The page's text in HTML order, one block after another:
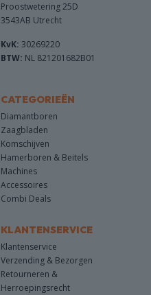
Proostwetering 25D
3543AB Utrecht
KvK: 30269220
BTW: NL 821201682B01
CATEGORIEËN
Diamantboren
Zaagbladen
Komschijven
Hamerboren & Beitels
Machines
Accessoires
Combi Deals
KLANTENSERVICE
Klantenservice
Verzending & Bezorgen
Retourneren &
Herroepingsrecht